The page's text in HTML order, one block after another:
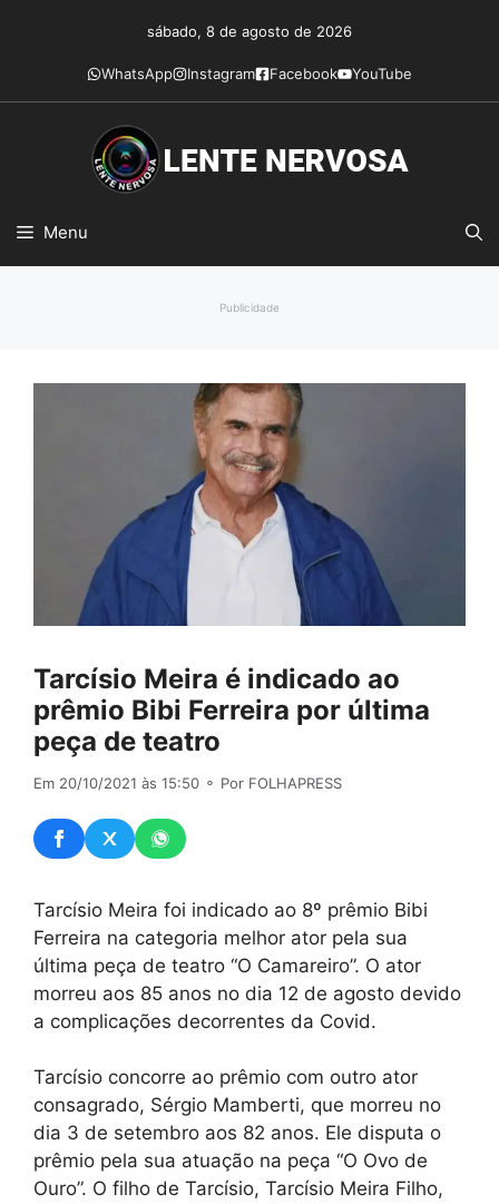
conteúdo
sábado, 8 de agosto de 2026
WhatsApp Instagram Facebook YouTube
Menu
Publicidade
Tarcísio Meira é indicado ao
prêmio Bibi Ferreira por última
peça de teatro
Em 20/10/2021 às 15:50 ⚬ Por FOLHAPRESS
Tarcísio Meira foi indicado ao 8º prêmio Bibi
Ferreira na categoria melhor ator pela sua
última peça de teatro “O Camareiro”. O ator
morreu aos 85 anos no dia 12 de agosto devido
a complicações decorrentes da Covid.
Tarcísio concorre ao prêmio com outro ator
consagrado, Sérgio Mamberti, que morreu no
dia 3 de setembro aos 82 anos. Ele disputa o
prêmio pela sua atuação na peça “O Ovo de
Ouro”. O filho de Tarcísio, Tarcísio Meira Filho,